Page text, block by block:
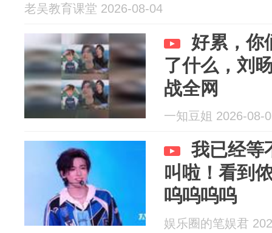
老吴教育课堂 2026-08-04
好累，你
了什么，刘
战全网
一知豆姐 2026-08-
我已经等
叫啦！看到侬好
呜呜呜呜
娱乐圈的笔娱君